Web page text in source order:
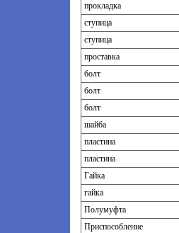
прокладка
ступица
ступица
проставка
болт
болт
болт
шайба
пластина
пластина
Гайка
гайка
Полумуфта
Приспособление